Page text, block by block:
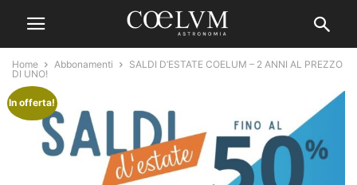
Home Abbonamenti
SALDI D’ESTATE COELUM – 2 ANNI AL PREZZO
DI UNO!
In offerta!